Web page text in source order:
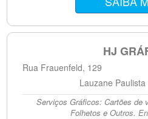
HJ
Rua Frauenfeld, 129
Lauzane
Serviços Gráficos: Cartões de
Folhetos e Outros.